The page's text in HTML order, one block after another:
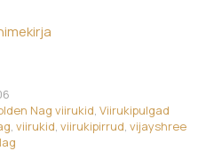
Nag viirukid, Viirukipulgad
, viirukid, viirukipirrud, vijayshree